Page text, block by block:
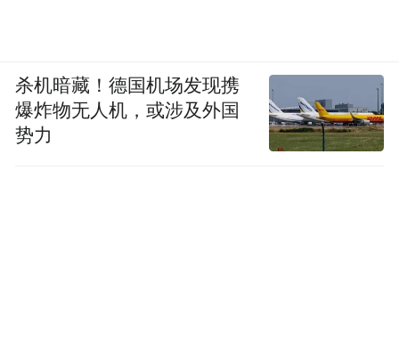
杀机暗藏！德国机场发现携
爆炸物无人机，或涉及外国
势力